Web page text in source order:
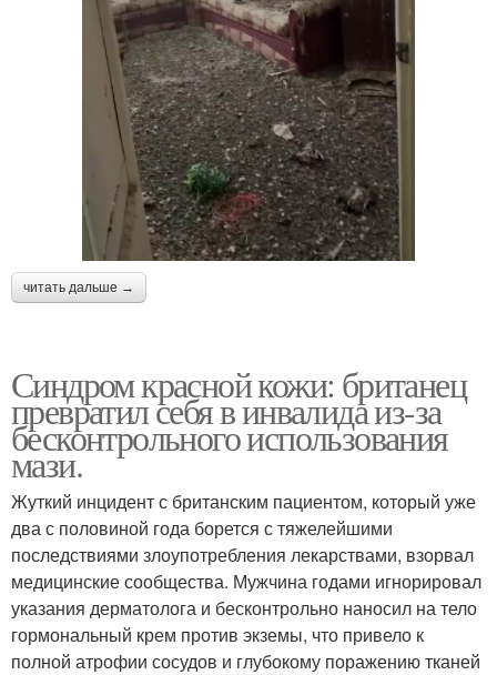
читать дальше →
Синдром красной кожи: британец
превратил себя в инвалида из-за
бесконтрольного использования
мази.
Жуткий инцидент с британским пациентом, который уже
два с половиной года борется с тяжелейшими
последствиями злоупотребления лекарствами, взорвал
медицинские сообщества. Мужчина годами игнорировал
указания дерматолога и бесконтрольно наносил на тело
гормональный крем против экземы, что привело к
полной атрофии сосудов и глубокому поражению тканей